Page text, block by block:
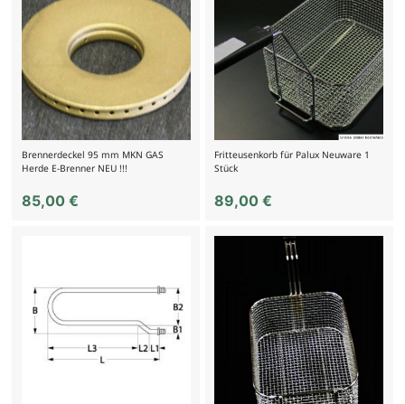
Brennerdeckel 95 mm MKN GAS
Herde E-Brenner NEU !!!
85,00 €
Fritteusenkorb für Palux Neuware 1
Stück
89,00€